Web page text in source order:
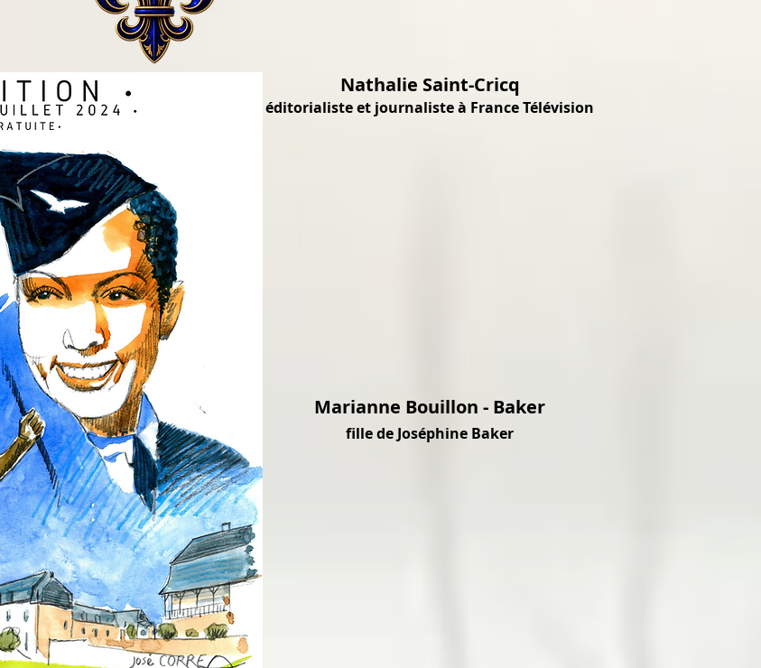
Nathalie Saint-Cricq
éditorialiste et journaliste à France Télévision
Marianne Bouillon - Baker
fille de Joséphine Baker